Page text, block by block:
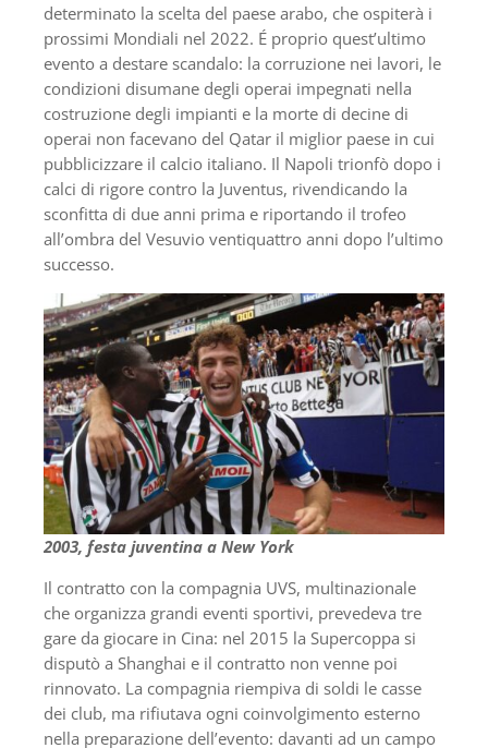
determinato la scelta del paese arabo, che ospiterà i
prossimi Mondiali nel 2022. É proprio quest’ultimo
evento a destare scandalo: la corruzione nei lavori, le
condizioni disumane degli operai impegnati nella
costruzione degli impianti e la morte di decine di
operai non facevano del Qatar il miglior paese in cui
pubblicizzare il calcio italiano. Il Napoli trionfò dopo i
calci di rigore contro la Juventus, rivendicando la
sconfitta di due anni prima e riportando il trofeo
all’ombra del Vesuvio ventiquattro anni dopo l’ultimo
successo.
2003, festa juventina a New York
Il contratto con la compagnia UVS, multinazionale
che organizza grandi eventi sportivi, prevedeva tre
gare da giocare in Cina: nel 2015 la Supercoppa si
disputò a Shanghai e il contratto non venne poi
rinnovato. La compagnia riempiva di soldi le casse
dei club, ma rifiutava ogni coinvolgimento esterno
nella preparazione dell’evento: davanti ad un campo